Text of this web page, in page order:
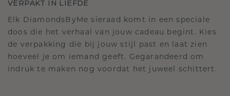
VERPAKT IN LIEFDE
Elk DiamondsByMe sieraad komt in een speciale
doos die het verhaal van jouw cadeau begint. Kies
de verpakking die bij jouw stijl past en laat zien
hoeveel je om iemand geeft. Gegarandeerd om
indruk te maken nog voordat het juweel schittert.